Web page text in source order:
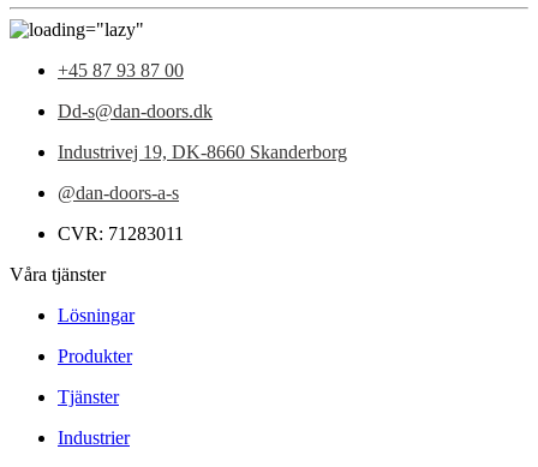
+45 87 93 87 00
Dd-s@dan-doors.dk
Industrivej 19, DK-8660 Skanderborg
@dan-doors-a-s
CVR: 71283011
Våra tjänster
Lösningar
Produkter
Tjänster
Industrier